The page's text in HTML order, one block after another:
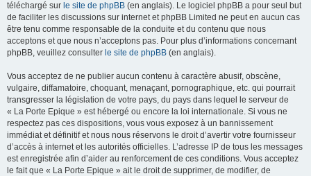
téléchargé sur le site de phpBB (en anglais). Le logiciel phpBB a pour seul but
de faciliter les discussions sur internet et phpBB Limited ne peut en aucun cas
être tenu comme responsable de la conduite et du contenu que nous
acceptons et que nous n’acceptons pas. Pour plus d’informations concernant
phpBB, veuillez consulter le site de phpBB (en anglais).
Vous acceptez de ne publier aucun contenu à caractère abusif, obscène,
vulgaire, diffamatoire, choquant, menaçant, pornographique, etc. qui pourrait
transgresser la législation de votre pays, du pays dans lequel le serveur de
« La Porte Epique » est hébergé ou encore la loi internationale. Si vous ne
respectez pas ces dispositions, vous vous exposez à un bannissement
immédiat et définitif et nous nous réservons le droit d’avertir votre fournisseur
d’accès à internet et les autorités officielles. L’adresse IP de tous les messages
est enregistrée afin d’aider au renforcement de ces conditions. Vous acceptez
le fait que « La Porte Epique » ait le droit de supprimer, de modifier, de